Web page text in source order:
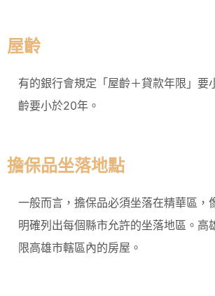
屋齡
有的銀行會規定「屋齡＋貸款年限」要
齡要小於20年。
擔保品坐落地點
一般而言，擔保品必須坐落在精華區，
明確列出每個縣市允許的坐落地區。高
限高雄市轄區內的房屋。